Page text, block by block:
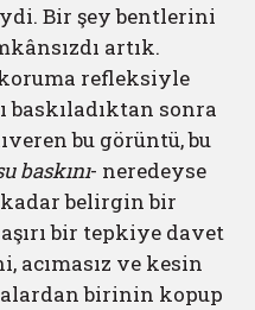
Bir şey bentlerini
artık.
refleksiyle
baskıladıktan sonra
bu görüntü, bu
baskını- neredeyse
belirgin bir
bir tepkiye davet
acımasız ve kesin
birinin kopup